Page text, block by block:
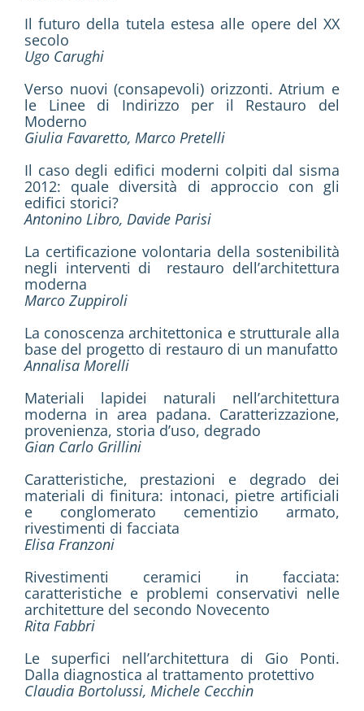
Il futuro della tutela estesa alle opere del XX
secolo
Ugo Carughi
Verso nuovi (consapevoli) orizzonti. Atrium e
le Linee di Indirizzo per il Restauro del
Moderno
Giulia Favaretto, Marco Pretelli
Il caso degli edifici moderni colpiti dal sisma
2012: quale diversità di approccio con gli
edifici storici?
Antonino Libro, Davide Parisi
La certificazione volontaria della sostenibilità
negli interventi di restauro dell’architettura
moderna
Marco Zuppiroli
La conoscenza architettonica e strutturale alla
base del progetto di restauro di un manufatto
Annalisa Morelli
Materiali lapidei naturali nell’architettura
moderna in area padana. Caratterizzazione,
provenienza, storia d’uso, degrado
Gian Carlo Grillini
Caratteristiche, prestazioni e degrado dei
materiali di finitura: intonaci, pietre artificiali
e conglomerato cementizio armato,
rivestimenti di facciata
Elisa Franzoni
Rivestimenti ceramici in facciata:
caratteristiche e problemi conservativi nelle
architetture del secondo Novecento
Rita Fabbri
Le superfici nell’architettura di Gio Ponti.
Dalla diagnostica al trattamento protettivo
Claudia Bortolussi, Michele Cecchin